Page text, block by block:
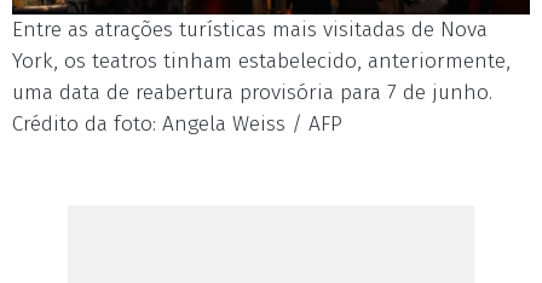
Entre as atrações turísticas mais visitadas de Nova
York, os teatros tinham estabelecido, anteriormente,
uma data de reabertura provisória para 7 de junho.
Crédito da foto: Angela Weiss / AFP